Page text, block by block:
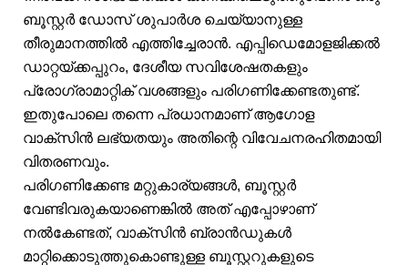
ബൂസ്റ്റർ ഡോസ് ശുപാർശ ചെയ്യാനുള്ള
തീരുമാനത്തിൽ എത്തിച്ചേരാൻ. എപ്പിഡെമോളജിക്കൽ
ഡാറ്റയ്‌ക്കപ്പുറം, ദേശീയ സവിശേഷതകളും
പ്രോഗ്രാമാറ്റിക് വശങ്ങളും പരിഗണിക്കേണ്ടതുണ്ട്.
ഇതുപോലെ തന്നെ പ്രധാനമാണ് ആഗോള
വാക്സിൻ ലഭ്യതയും അതിന്റെ വിവേചനരഹിതമായി
വിതരണവും.
പരിഗണിക്കേണ്ട മറ്റുകാര്യങ്ങൾ, ബൂസ്റ്റർ
വേണ്ടിവരുകയാണെങ്കിൽ അത് എപ്പോഴാണ്
നൽകേണ്ടത്, വാക്‌സിൻ ബ്രാൻഡുകൾ
മാറ്റിക്കൊടുത്തുകൊണ്ടുള്ള ബൂസ്റ്ററുകളുടെ